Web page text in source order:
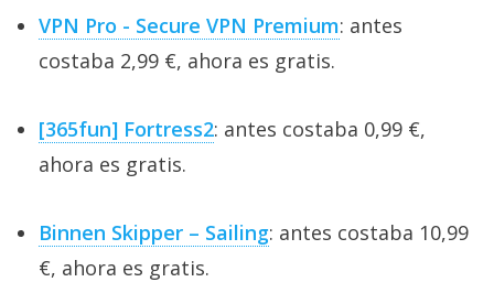
VPN Pro - Secure VPN Premium: antes
costaba 2,99 €, ahora es gratis.
[365fun] Fortress2: antes costaba 0,99 €,
ahora es gratis.
Binnen Skipper – Sailing: antes costaba 10,99
€, ahora es gratis.